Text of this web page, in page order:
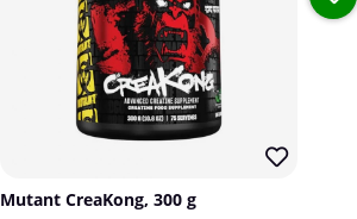
Mutant CreaKong, 300 g